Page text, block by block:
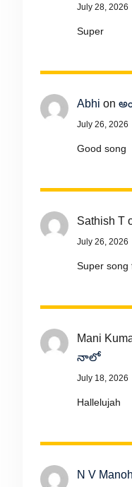
July 28, 2026
Super
Abhi on
July 26, 2026
Good song
Sathish T
July 26, 2026
Super song
Mani
నాలో
July 18, 2026
Hallelujah
N V